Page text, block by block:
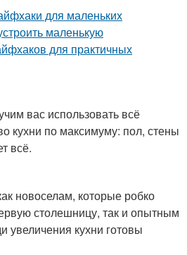
вас использовать всё
кухни по максимуму: пол, стены
всё.
новоселам, которые робко
столешницу, так и опытным
увеличения кухни готовы